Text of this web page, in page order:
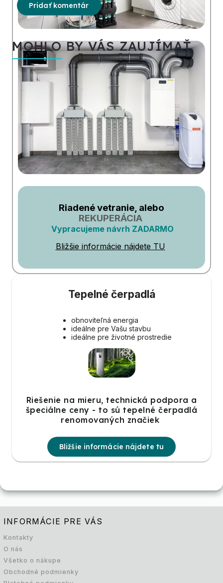
Pridať komentár
MOHLO BY VÁS ZAUJÍMAŤ
Riadené vetranie, alebo
REKUPERÁCIA
Vypracujeme návrh ZADARMO
Bližšie informácie nájdete TU
Tepelné čerpadlá
obnoviteľná energia
ideálne pre Vašu stavbu
ideálne pre životné prostredie
Riešenie na mieru, technická podpora a
špeciálne ceny - to sú tepelné čerpadlá
renomovaných značiek
Bližšie informácie nájdete tu
INFORMÁCIE PRE VÁS
Kontakty
O nás
Všetko o nákupe
Obchodné podmienky